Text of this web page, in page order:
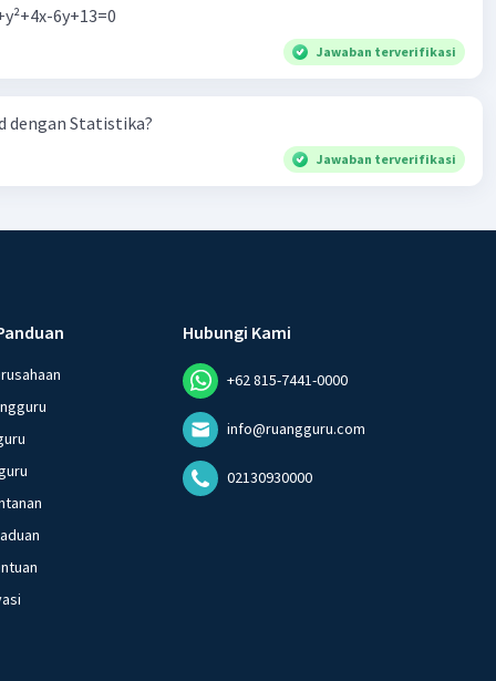
e.) x²+y²+4x-6y+13=0
Jawaban terverifikasi
dengan Statistika?
Jawaban terverifikasi
Hubungi Kami
+62 815-7441-0000
info@ruangguru.com
02130930000